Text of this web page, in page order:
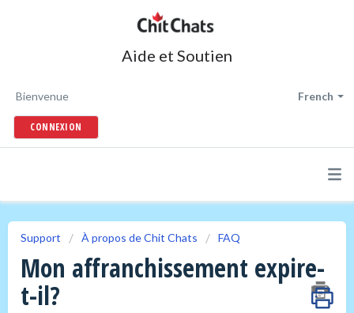
Aide et Soutien
French
Bienvenue
CONNEXION
Support À propos de Chit Chats FAQ
Mon affranchissement expire-
t-il?